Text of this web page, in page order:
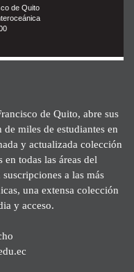
de Quito
de Quito, abre sus
miles de estudiantes en
y actualizada colección
todas las áreas del
a las más
una extensa colección
y acceso.